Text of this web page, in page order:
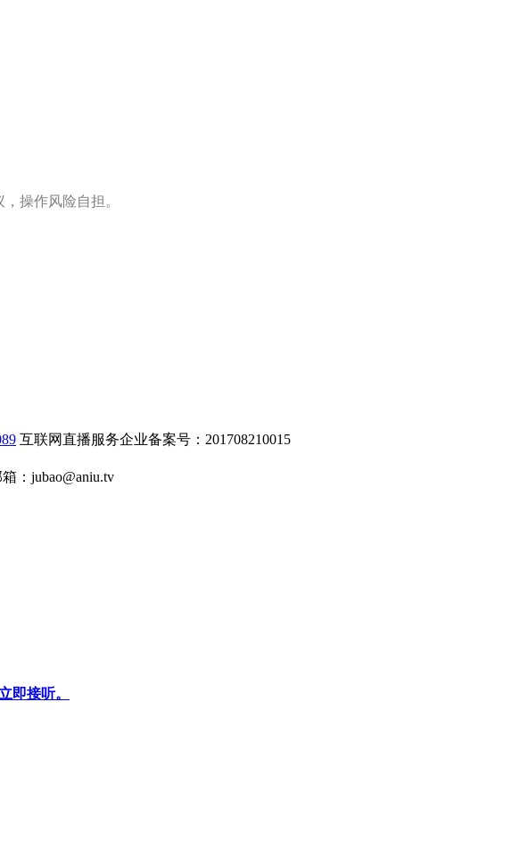
操作风险自担。
互联网直播服务企业备案号：201708210015
： jubao@aniu.tv
即接听。